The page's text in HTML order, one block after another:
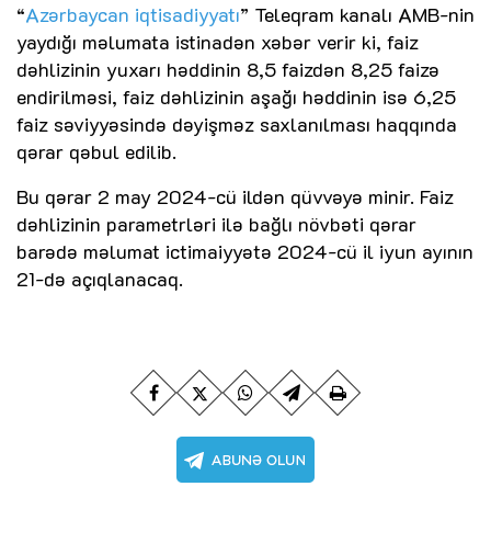
“Azərbaycan iqtisadiyyatı” Teleqram kanalı AMB-nin
yaydığı məlumata istinadən xəbər verir ki, faiz
dəhlizinin yuxarı həddinin 8,5 faizdən 8,25 faizə
endirilməsi, faiz dəhlizinin aşağı həddinin isə 6,25
faiz səviyyəsində dəyişməz saxlanılması haqqında
qərar qəbul edilib.
Bu qərar 2 may 2024-cü ildən qüvvəyə minir. Faiz
dəhlizinin parametrləri ilə bağlı növbəti qərar
barədə məlumat ictimaiyyətə 2024-cü il iyun ayının
21-də açıqlanacaq.